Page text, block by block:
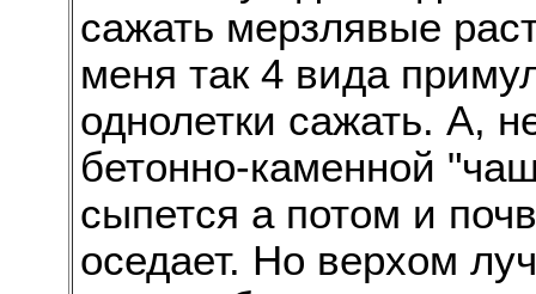
сажать мерзлявые
меня так 4 вида
однолетки сажать. А,
бетонно-каменной
сыпется а потом и
оседает. Но верхом